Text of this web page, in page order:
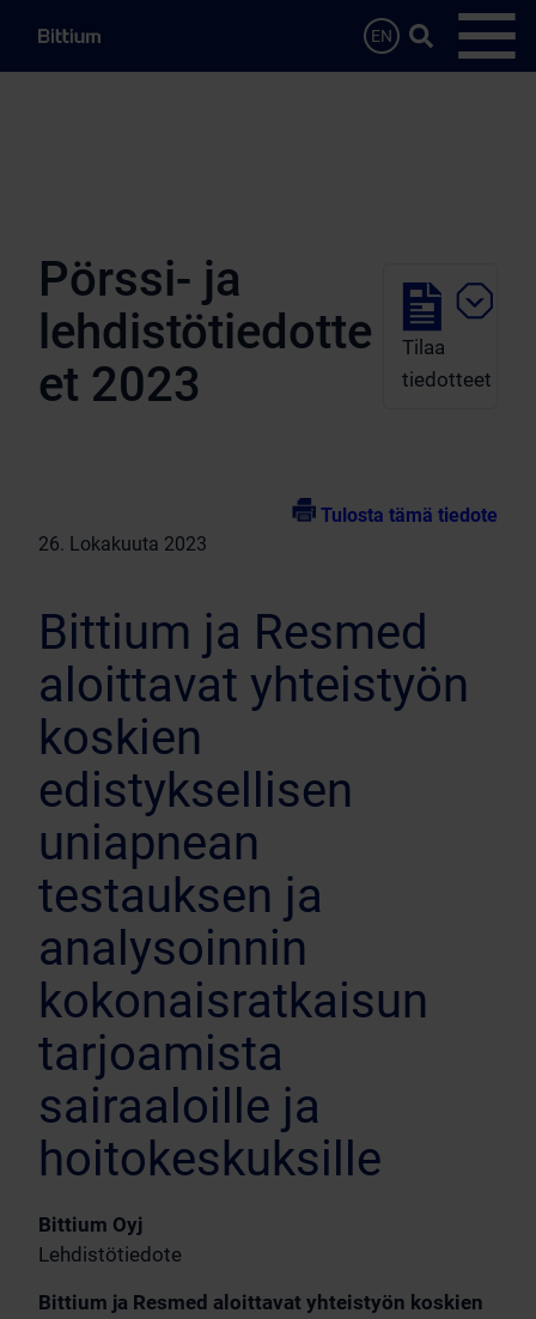
EN
Hae…
Avaa
Pörssi- ja
lehdistötiedotte
et 2023
Tilaa
tiedotteet
Tulosta tämä tiedote
26. Lokakuuta 2023
Bittium ja Resmed
aloittavat yhteistyön
koskien
edistyksellisen
uniapnean
testauksen ja
analysoinnin
kokonaisratkaisun
tarjoamista
sairaaloille ja
hoitokeskuksille
Bittium Oyj
Lehdistötiedote
Bittium ja Resmed aloittavat yhteistyön koskien